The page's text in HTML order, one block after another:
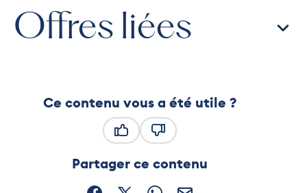
Offres liées
Ce contenu vous a été utile ?
Partager ce contenu